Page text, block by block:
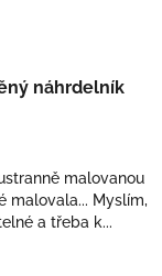
náhrdelník
malovanou
malovala... Myslím,
a třeba k...